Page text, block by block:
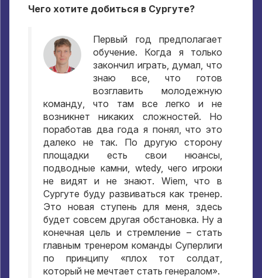
Чего хотите добиться в Сургуте?
Первый год предполагает
обучение. Когда я только
закончил играть,думал,что
знаю все,что готов
возглавить молодежную
команду, что там все легко и не
возникнет никаких сложностей. Но
поработав два года я понял,что это
далеко не так. По другую сторону
площадки есть свои нюансы,
подводные камни, wtedy,чего игроки
не видят и не знают. Wiem,что в
Сургуте буду развиваться как тренер.
Это новая ступень для меня,здесь
будет совсем другая обстановка. Ну а
конечная цель и стремление – стать
главным тренером команды Суперлиги
по принципу «плох тот солдат,
который не мечтает стать генералом».